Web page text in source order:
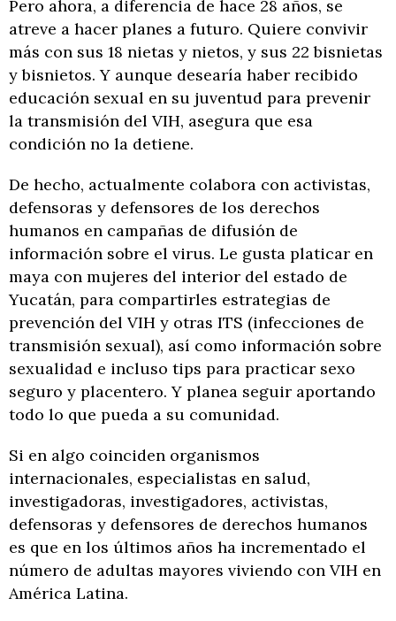
Pero ahora, a diferencia de hace 28 años, se
atreve a hacer planes a futuro. Quiere convivir
más con sus 18 nietas y nietos, y sus 22 bisnietas
y bisnietos. Y aunque desearía haber recibido
educación sexual en su juventud para prevenir
la transmisión del VIH, asegura que esa
condición no la detiene.
De hecho, actualmente colabora con activistas,
defensoras y defensores de los derechos
humanos en campañas de difusión de
información sobre el virus. Le gusta platicar en
maya con mujeres del interior del estado de
Yucatán, para compartirles estrategias de
prevención del VIH y otras ITS (infecciones de
transmisión sexual), así como información sobre
sexualidad e incluso tips para practicar sexo
seguro y placentero. Y planea seguir aportando
todo lo que pueda a su comunidad.
Si en algo coinciden organismos
internacionales, especialistas en salud,
investigadoras, investigadores, activistas,
defensoras y defensores de derechos humanos
es que en los últimos años ha incrementado el
número de adultas mayores viviendo con VIH en
América Latina.